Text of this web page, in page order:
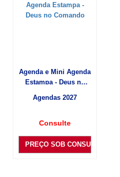
Agenda e Mini Agenda
Estampa - Deus no
Agendas 2027
Consulte
PREÇO SOB CONSULTA